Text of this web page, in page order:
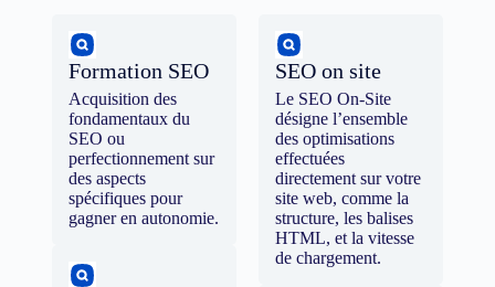
Formation SEO
Acquisition des
fondamentaux du
SEO ou
perfectionnement sur
des aspects
spécifiques pour
gagner en autonomie.
SEO on site
Le SEO On-Site
désigne l’ensemble
des optimisations
effectuées
directement sur votre
site web, comme la
structure, les balises
HTML, et la vitesse
de chargement.